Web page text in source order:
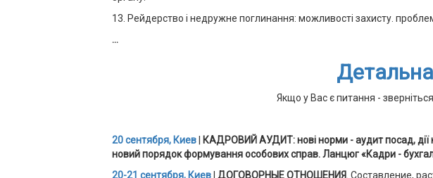
13. Рейдерство і недружне поглинання: можливості захисту.
…
Якщо у Вас є питання -
20 сентября, Киев
КАДРОВИЙ АУДИТ: нові норми - аудит посад,
новий порядок формування особових справ. Ланцюг «Кадри -
20-21 сентября, Киев ДОГОВОРНЫЕ ОТНОШЕНИЯ . Составление,